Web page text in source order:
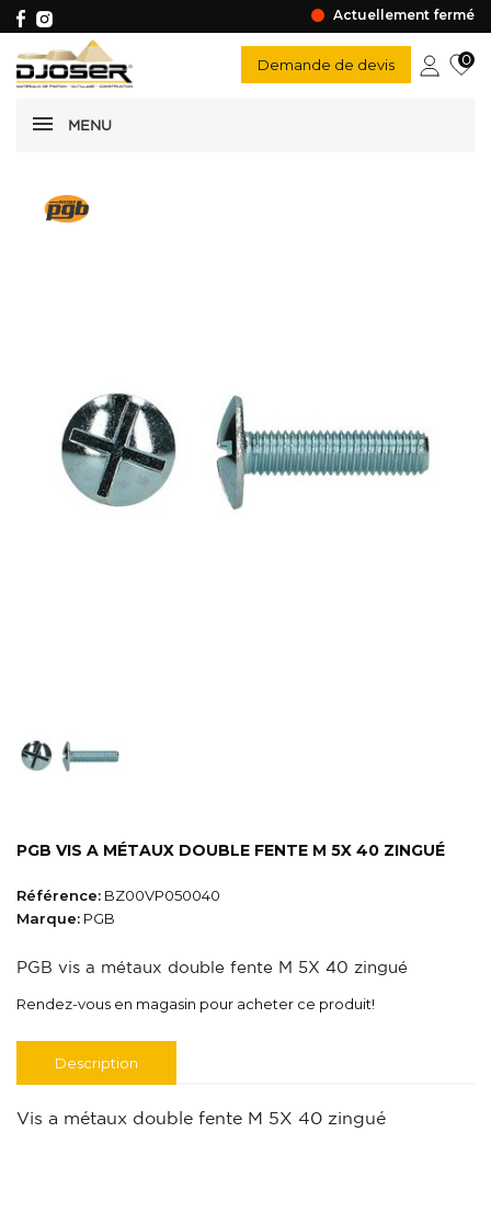
Actuellement fermé
MENU
Demande de devis 0
PGB VIS A MÉTAUX DOUBLE FENTE M 5X 40 ZINGUÉ
Référence: BZ00VP050040
Marque: PGB
PGB vis a métaux double fente M 5X 40 zingué
Rendez-vous en magasin pour acheter ce produit!
Description
Vis a métaux double fente M 5X 40 zingué